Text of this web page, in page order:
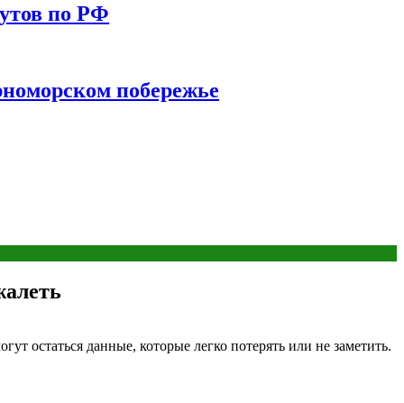
по РФ
побережье
остаться данные, которые легко потерять или не заметить.